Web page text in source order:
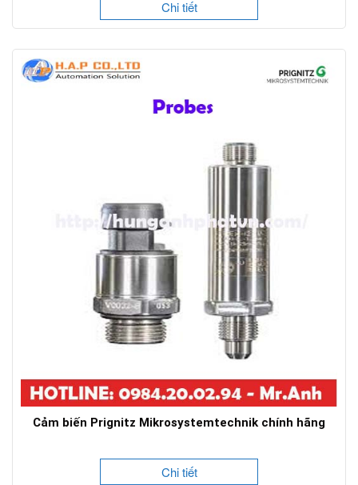
Chi tiết
Cảm biến Prignitz Mikrosystemtechnik chính hãng
Chi tiết